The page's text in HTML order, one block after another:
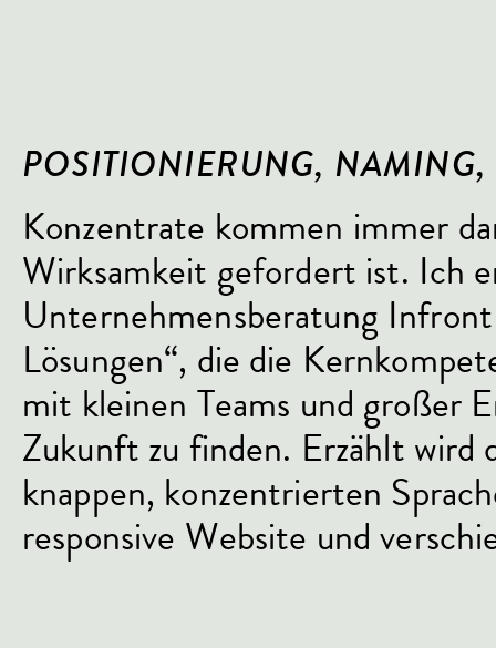
POSITIONIERUNG, NAMING,
Konzentrate kommen immer
Wirksamkeit gefordert ist. Ich
Unternehmensberatung
Lösungen“, die die
mit kleinen Teams und großer
Zukunft zu finden. Erzählt wird
knappen, konzentrierten
responsive Website und